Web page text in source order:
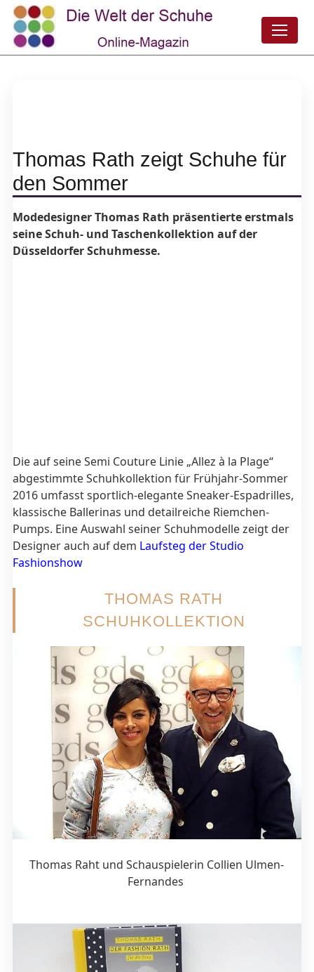
Thomas Rath zeigt Schuhe für
den Sommer
Modedesigner Thomas Rath präsentierte erstmals
seine Schuh- und Taschenkollektion auf der
Düsseldorfer Schuhmesse.
Die auf seine Semi Couture Linie „Allez à la Plage“
abgestimmte Schuhkollektion für Frühjahr-Sommer
2016 umfasst sportlich-elegante Sneaker-Espadrilles,
klassische Ballerinas und detailreiche Riemchen-
Pumps. Eine Auswahl seiner Schuhmodelle zeigt der
Designer auch auf dem Laufsteg der Studio
Fashionshow
THOMAS RATH
SCHUHKOLLEKTION
Thomas Raht und Schauspielerin Collien Ulmen-
Fernandes